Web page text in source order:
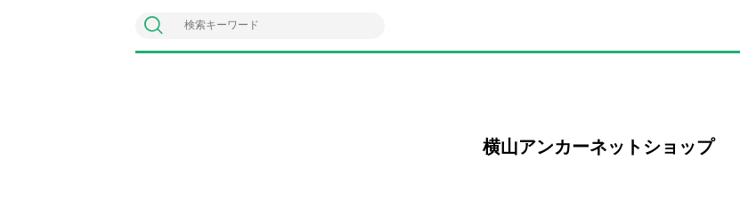
横山アンカーネットショップ